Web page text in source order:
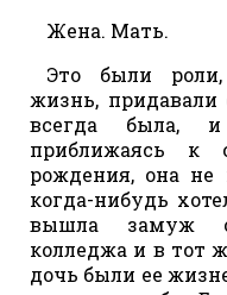
Жена. Мать.
Это были
жизнь,
всегда была,
приближаясь к
рождения, она не
когда-нибудь
вышла замуж
колледжа и в тот
дочь были ее